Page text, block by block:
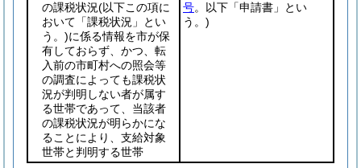
の課税状況(以下この項に
おいて「課税状況」とい
う。)に係る情報を市が保
有しておらず、かつ、転
入前の市町村への照会等
の調査によっても課税状
況が判明しない者が属す
る世帯であって、当該者
の課税状況が明らかにな
ることにより、支給対象
世帯と判明する世帯
号。以下「申請書」とい
う。)